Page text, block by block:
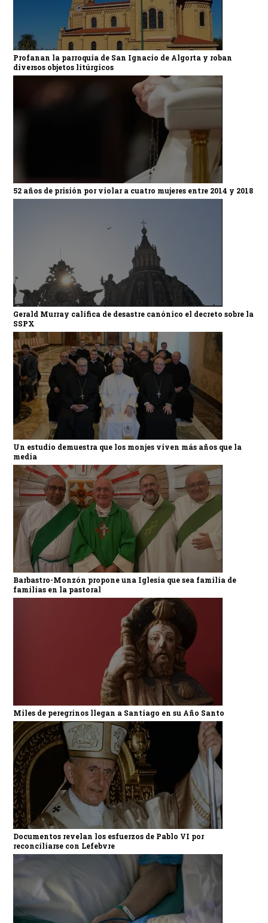
Profanan la parroquia de San Ignacio de Algorta y roban
diversos objetos litúrgicos
52 años de prisión por violar a cuatro mujeres entre 2014 y 2018
Gerald Murray califica de desastre canónico el decreto sobre la
SSPX
Un estudio demuestra que los monjes viven más años que la
media
Barbastro-Monzón propone una Iglesia que sea familia de
familias en la pastoral
Miles de peregrinos llegan a Santiago en su Año Santo
Documentos revelan los esfuerzos de Pablo VI por
reconciliarse con Lefebvre